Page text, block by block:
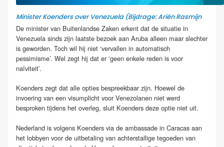
Minister Koenders over Venezuela (Bijdrage: Ariën Rasmijn
De minister van Buitenlandse Zaken erkent dat de situatie in
Venezuela sinds zijn laatste bezoek aan Aruba alleen maar slechter
is geworden. Toch wil hij niet ‘vervallen in automatisch
pessimisme’. Wel zegt hij dat er ‘geen enkele reden is voor
naïviteit’.
Koenders zegt dat alle opties bespreekbaar zijn. Hoewel de
invoering van een visumplicht voor Venezolanen niet werd
besproken tijdens het overleg, sluit Koenders deze optie niet uit.
Nederland is volgens Koenders via de ambassade in Caracas aan
het lobbyen voor de uitbetaling van achterstallige tegoeden van